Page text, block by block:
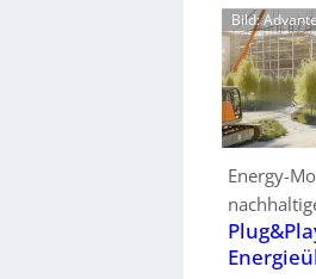
Bild:
Energy-